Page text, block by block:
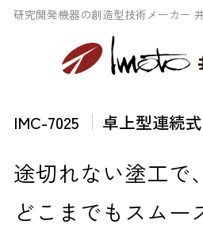
IMC-7025 卓上型連続
途切れない塗工で、
どこまでもスムー